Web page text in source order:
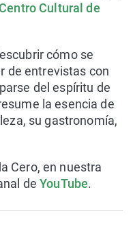
Centro Cultural de
cómo se
de entrevistas con
del espíritu de
la esencia de
su gastronomía,
Cero, en nuestra
deYouTube.